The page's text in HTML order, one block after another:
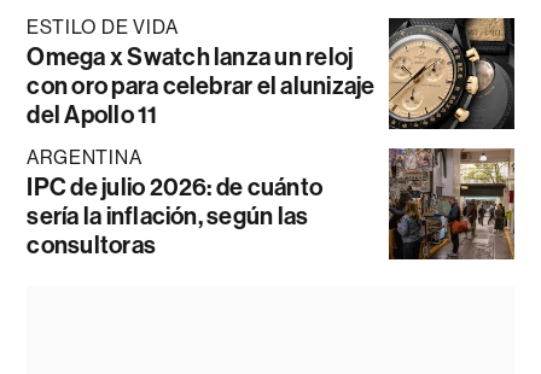
ESTILO DE VIDA
Omega x Swatch lanza un reloj
con oro para celebrar el alunizaje
del Apollo 11
ARGENTINA
IPC de julio 2026: de cuánto
sería la inflación, según las
consultoras